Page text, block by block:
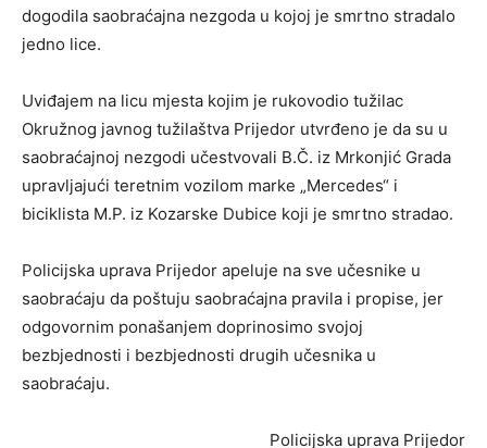
dogodila saobraćajna nezgoda u kojoj je smrtno stradalo
jedno lice.
Uviđajem na licu mjesta kojim je rukovodio tužilac
Okružnog javnog tužilaštva Prijedor utvrđeno je da su u
saobraćajnoj nezgodi učestvovali B.Č. iz Mrkonjić Grada
upravljajući teretnim vozilom marke „Mercedes“ i
biciklista M.P. iz Kozarske Dubice koji je smrtno stradao.
Policijska uprava Prijedor apeluje na sve učesnike u
saobraćaju da poštuju saobraćajna pravila i propise, jer
odgovornim ponašanjem doprinosimo svojoj
bezbjednosti i bezbjednosti drugih učesnika u
saobraćaju.
Policijska uprava Prijedor